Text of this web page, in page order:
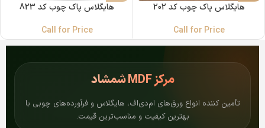
هایگلاس پاک چوب کد 202
Call for Price
هایگلاس پاک چوب کد 823
Call for Price
مرکزMDF شمشاد
تأمین کننده انواع ورق‌های ام‌دی‌اف، هایگلاس و فرآورده‌های چوبی با
بهترین کیفیت و مناسب‌ترین قیمت.